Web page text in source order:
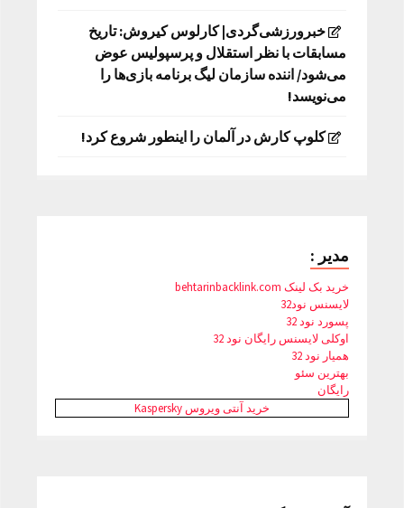
خبرورزشی‌گردی| کارلوس کیروش: تاریخ
مسابقات با نظر استقلال و پرسپولیس عوض
می‌شود/ اننده سازمان لیگ برنامه بازی‌ها را
می‌نویسد!
کلوپ کارش در آلمان را اینطور شروع کرد!
مدیر :
خرید بک لینک behtarinbacklink.com
لایسنس نود32
پسورد نود 32
اوکلی لایسنس رایگان نود 32
همیار نود 32
بهترین سئو
رایگان
خرید آنتی ویروس Kaspersky